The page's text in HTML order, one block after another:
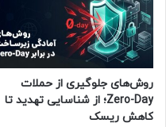
روش‌های جلوگیری از حملات
Zero-Day؛ از شناسایی تهدید تا
کاهش ریسک